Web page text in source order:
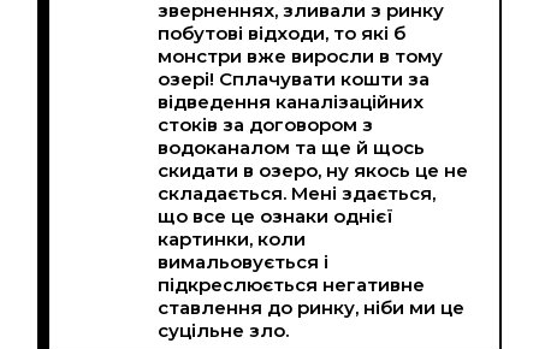
зверненнях, зливали з ринку
побутові відходи, то які б
монстри вже виросли в тому
озері! Сплачувати кошти за
відведення каналізаційних
стоків за договором з
водоканалом та ще й щось
скидати в озеро, ну якось це не
складається. Мені здається,
що все це ознаки однієї
картинки, коли
вимальовується і
підкреслюється негативне
ставлення до ринку, ніби ми це
суцільне зло.